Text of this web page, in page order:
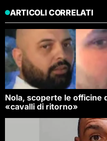
ARTICOLI CORRELATI
Nola, scoperte le officine
«cavalli di ritorno»